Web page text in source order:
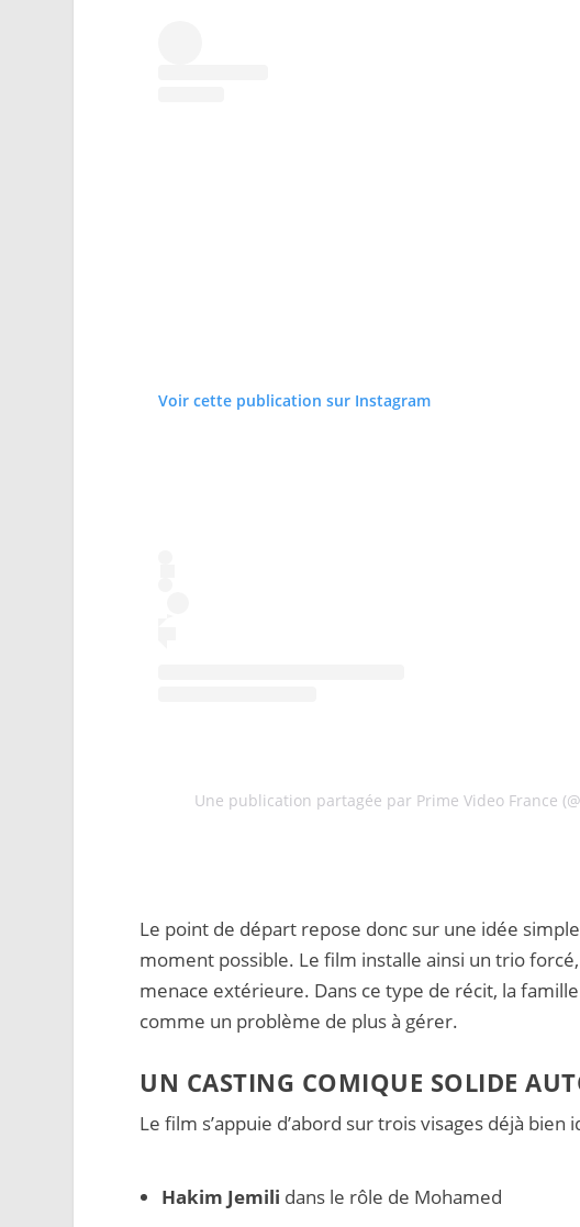
Voir cette publication sur Instagram
Une publication partagée par Prime Video France
Le point de départ repose donc sur une idée
moment possible. Le film installe ainsi un trio
menace extérieure. Dans ce type de récit, la
comme un problème de plus à gérer.
UN CASTING COMIQUE SOLIDE
Le film s’appuie d’abord sur trois visages déjà
Hakim Jemili dans le rôle de Mohamed